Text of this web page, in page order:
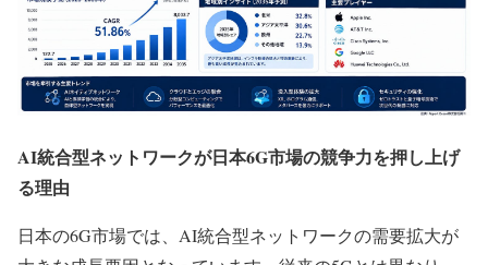
AI統合型ネットワークが日本6G市場の競争力を押し上げ
る理由
日本の6G市場では、AI統合型ネットワークの需要拡大が